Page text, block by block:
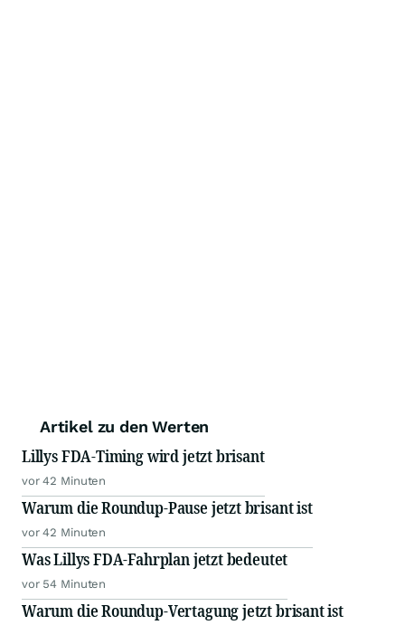
Artikel zu den Werten
Lillys FDA-Timing wird jetzt brisant
vor 42 Minuten
Warum die Roundup-Pause jetzt brisant ist
vor 42 Minuten
Was Lillys FDA-Fahrplan jetzt bedeutet
vor 54 Minuten
Warum die Roundup-Vertagung jetzt brisant ist